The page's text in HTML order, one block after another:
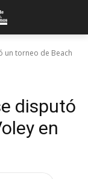
un torneo de Beach
disputó
en